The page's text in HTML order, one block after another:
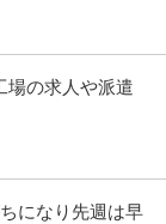
場の求人や派遣
になり先週は早